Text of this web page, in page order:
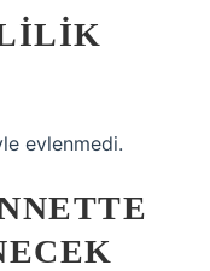
evlenmedi.